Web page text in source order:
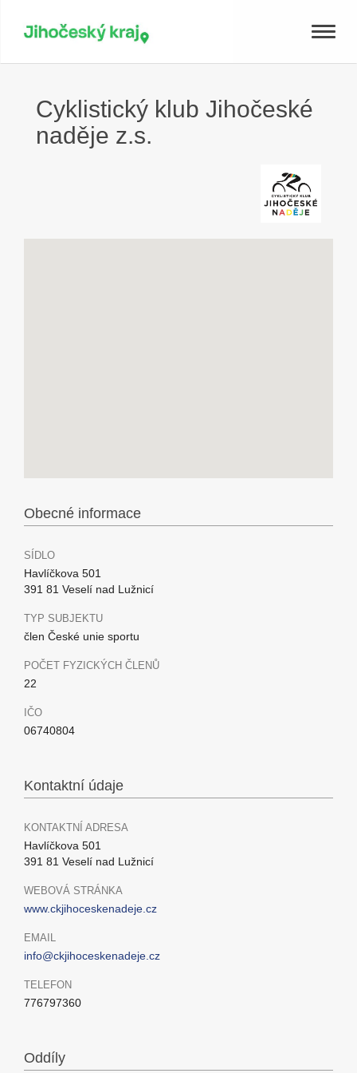
Toggle
Cyklistický klub Jihočeské
naděje z.s.
Obecné informace
SÍDLO
Havlíčkova 501
391 81 Veselí nad Lužnicí
TYP SUBJEKTU
člen České unie sportu
POČET FYZICKÝCH ČLENŮ
22
IČO
06740804
Kontaktní údaje
KONTAKTNÍ ADRESA
Havlíčkova 501
391 81 Veselí nad Lužnicí
WEBOVÁ STRÁNKA
www.ckjihoceskenadeje.cz
EMAIL
info@ckjihoceskenadeje.cz
TELEFON
776797360
Oddíly